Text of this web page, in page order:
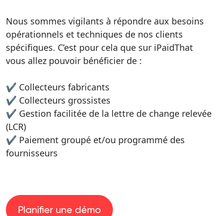
Nous sommes vigilants à répondre aux besoins
opérationnels et techniques de nos clients
spécifiques. C’est pour cela que sur iPaidThat
vous allez pouvoir bénéficier de :
✔️ Collecteurs fabricants
✔️ Collecteurs grossistes
✔️ Gestion facilitée de la lettre de change relevée
(LCR)
✔️ Paiement groupé et/ou programmé des
fournisseurs
Planifier une démo